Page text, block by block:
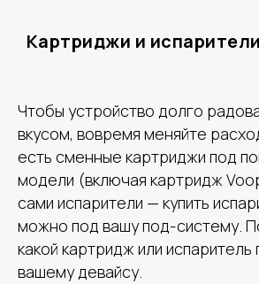
Картриджи и
Чтобы устройство долго
вкусом, вовремя меняйте
есть сменные картриджи под
модели (включая картридж
сами испарители — купить
можно под вашу под-систему.
какой картридж или испаритель
вашему девайсу.